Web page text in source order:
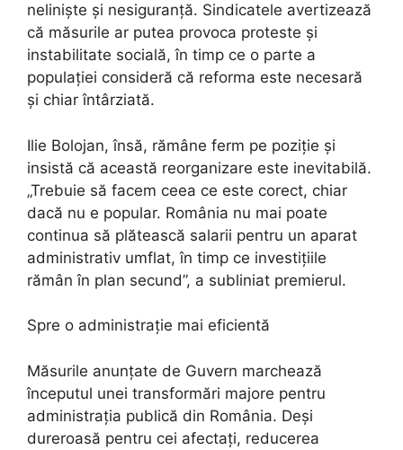
neliniște și nesiguranță. Sindicatele avertizează
că măsurile ar putea provoca proteste și
instabilitate socială, în timp ce o parte a
populației consideră că reforma este necesară
și chiar întârziată.
Ilie Bolojan, însă, rămâne ferm pe poziție și
insistă că această reorganizare este inevitabilă.
„Trebuie să facem ceea ce este corect, chiar
dacă nu e popular. România nu mai poate
continua să plătească salarii pentru un aparat
administrativ umflat, în timp ce investițiile
rămân în plan secund”, a subliniat premierul.
Spre o administrație mai eficientă
Măsurile anunțate de Guvern marchează
începutul unei transformări majore pentru
administrația publică din România. Deși
dureroasă pentru cei afectați, reducerea